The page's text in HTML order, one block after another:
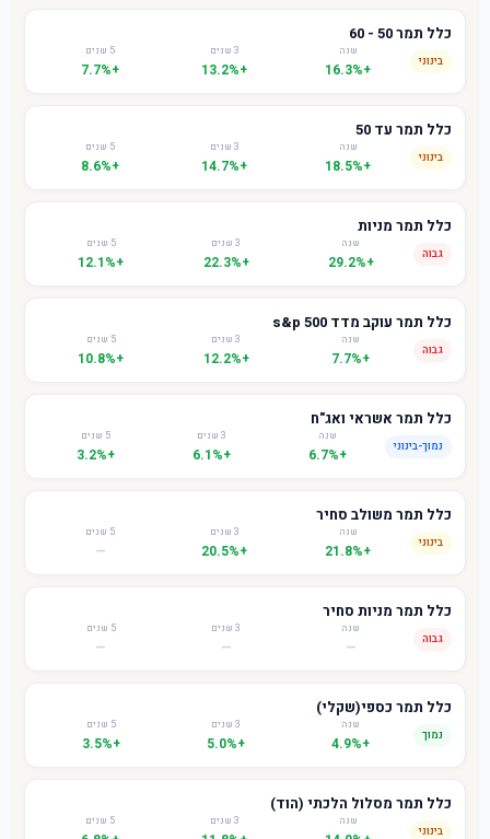
כלל תמר 50 - 60
בינוני
שנה
+16.3%
3 שנים
+13.2%
5 שנים
+7.7%
כלל תמר עד 50
בינוני
שנה
+18.5%
3 שנים
+14.7%
5 שנים
+8.6%
כלל תמר מניות
גבוה
שנה
+29.2%
3 שנים
+22.3%
5 שנים
+12.1%
כלל תמר עוקב מדד s&p 500
גבוה
שנה
+7.7%
3 שנים
+12.2%
5 שנים
+10.8%
כלל תמר אשראי ואג"ח
נמוך-בינוני
שנה
+6.7%
3 שנים
+6.1%
5 שנים
+3.2%
כלל תמר משולב סחיר
בינוני
שנה
+21.8%
3 שנים
+20.5%
5 שנים
—
כלל תמר מניות סחיר
גבוה
שנה
—
3 שנים
—
5 שנים
—
כלל תמר כספי(שקלי)
נמוך
שנה
+4.9%
3 שנים
+5.0%
5 שנים
+3.5%
כלל תמר מסלול הלכתי (הוד)
בינוני
שנה 3 שנים 5 שנים